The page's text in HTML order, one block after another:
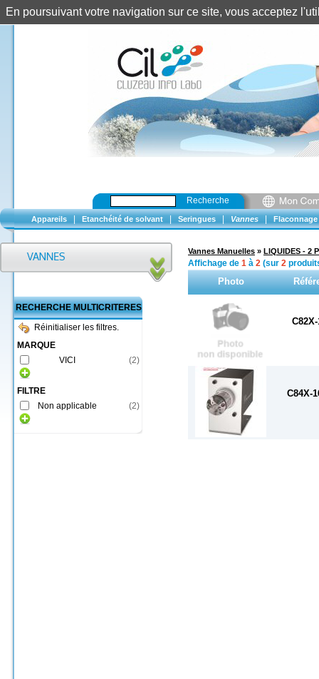
Recherche
Appareils Etanchéité de solvant Seringues Vannes Flaconnage
RECHERCHE MULTICRITERES
Réinitialiser les filtres.
MARQUE
VICI
(2)
FILTRE
Non applicable
(2)
Vannes Manuelles » LIQUIDES - 2
Affichage de 1 à 2 (sur 2
Photo
C84X-
En poursuivant votre navigation sur ce site, vous acceptez